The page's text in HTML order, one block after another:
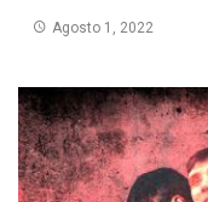
Agosto 1, 2022